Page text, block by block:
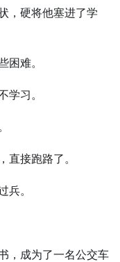
，硬将他塞进了学
困难。
学习。
直接跑路了。
兵。
，成为了一名公交车